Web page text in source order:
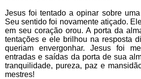
Jesus foi tentado a opinar sobre
Seu sentido foi novamente atiçado.
em seu coração orou. A porta da
tentações e ele brilhou na resposta
queriam envergonhar. Jesus foi
entradas e saídas da porta de sua
tranquilidade, pureza, paz e
mestres!